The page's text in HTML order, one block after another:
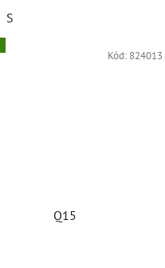
S
Q15
Kód: 824013